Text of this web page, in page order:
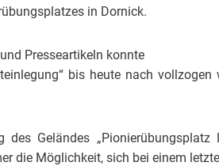
in Dornick.
Presseartikeln konnte
bis heute nach
Geländes „Pionierübungsplatz
die Möglichkeit, sich bei einem